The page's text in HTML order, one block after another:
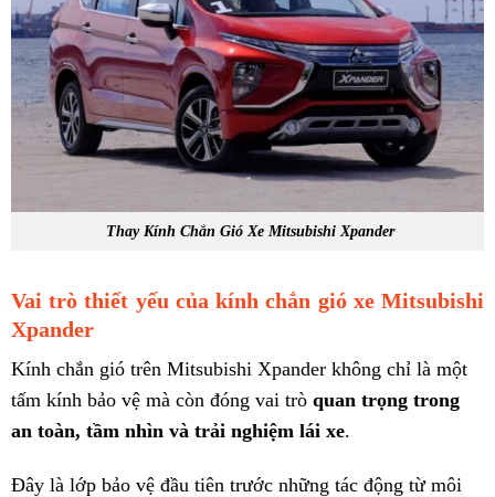
Thay Kính Chắn Gió Xe Mitsubishi Xpander
Vai trò thiết yếu của kính chắn gió xe Mitsubishi
Xpander
Kính chắn gió trên Mitsubishi Xpander không chỉ là một
tấm kính bảo vệ mà còn đóng vai trò quan trọng trong
an toàn, tầm nhìn và trải nghiệm lái xe.
Đây là lớp bảo vệ đầu tiên trước những tác động từ môi